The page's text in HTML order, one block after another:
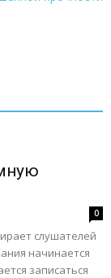
0
слушателей
начинается
записаться